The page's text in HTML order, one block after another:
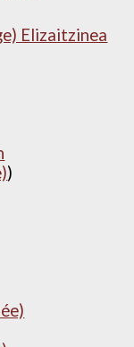
Elizaitzinea
)